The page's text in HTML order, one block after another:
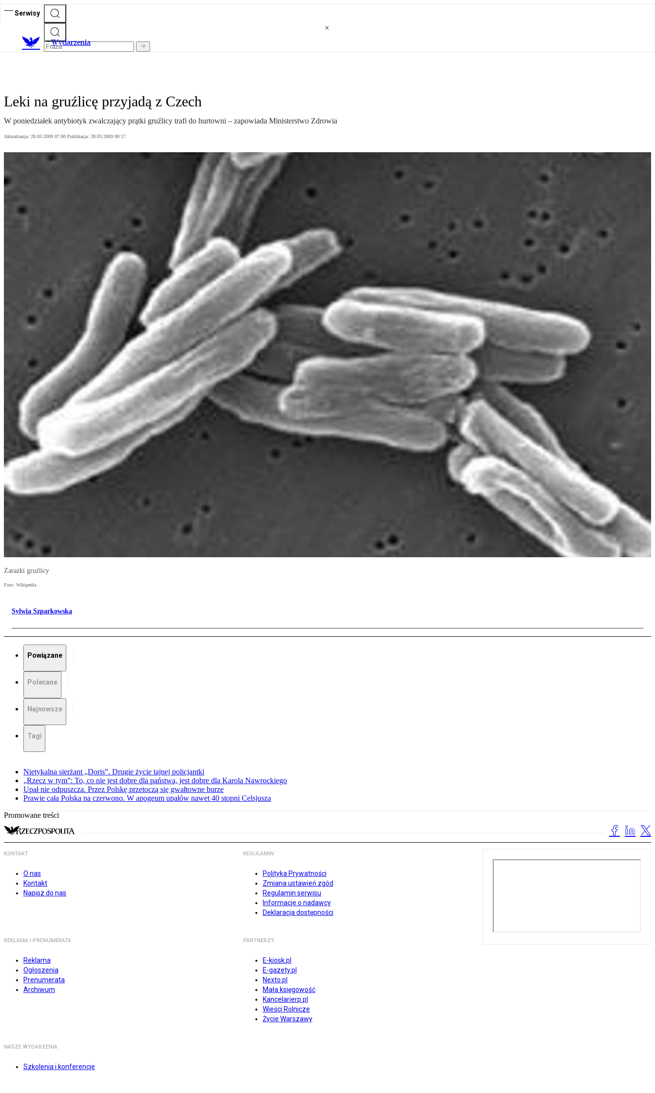
Serwisy
Wydarzenia
Leki na gruźlicę przyjadą z Czech
W poniedziałek antybiotyk zwalczający prątki gruźlicy trafi do hurtowni – zapowiada Ministerstwo Zdrowia
Aktualizacja: 28.03.2009 07:00 Publikacja: 28.03.2009 00:17
Zarazki gruźlicy
Foto: Wikipedia
Sylwia Szparkowska
Powiązane
Polecane
Najnowsze
Tagi
Nietykalna sierżant „Doris”. Drugie życie tajnej policjantki
„Rzecz w tym”: To, co nie jest dobre dla państwa, jest dobre dla Karola Nawrockiego
Upał nie odpuszcza. Przez Polskę przetoczą się gwałtowne burze
Prawie cała Polska na czerwono. W apogeum upałów nawet 40 stopni Celsjusza
Promowane treści
KONTAKT
O nas
Kontakt
Napisz do nas
REGULAMIN
Polityka Prywatności
Zmiana ustawień zgód
Regulamin serwisu
Informacje o nadawcy
Deklaracja dostępności
REKLAMA I PRENUMERATA
Reklama
Ogłoszenia
Prenumerata
Archiwum
PARTNERZY
E-kiosk.pl
E-gazety.pl
Nexto.pl
Mała księgowość
Kancelarierp.pl
Wieści Rolnicze
Życie Warszawy
NASZE WYDARZENIA
Szkolenia i konferencje